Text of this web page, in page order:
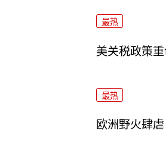
最热
美关税政策
最热
欧洲野火肆